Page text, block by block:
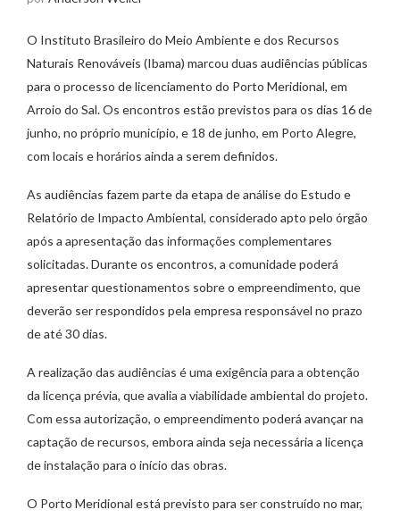
O Instituto Brasileiro do Meio Ambiente e dos Recursos
Naturais Renováveis (Ibama) marcou duas audiências públicas
para o processo de licenciamento do Porto Meridional, em
Arroio do Sal. Os encontros estão previstos para os dias 16 de
junho, no próprio município, e 18 de junho, em Porto Alegre,
com locais e horários ainda a serem definidos.
As audiências fazem parte da etapa de análise do Estudo e
Relatório de Impacto Ambiental, considerado apto pelo órgão
após a apresentação das informações complementares
solicitadas. Durante os encontros, a comunidade poderá
apresentar questionamentos sobre o empreendimento, que
deverão ser respondidos pela empresa responsável no prazo
de até 30 dias.
A realização das audiências é uma exigência para a obtenção
da licença prévia, que avalia a viabilidade ambiental do projeto.
Com essa autorização, o empreendimento poderá avançar na
captação de recursos, embora ainda seja necessária a licença
de instalação para o início das obras.
O Porto Meridional está previsto para ser construído no mar,